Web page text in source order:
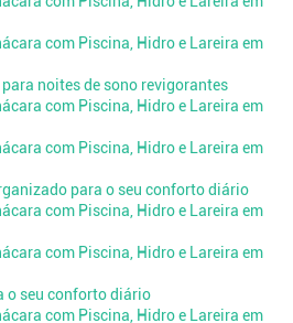
noites de sono revigorantes
para o seu conforto diário
o seu conforto diário